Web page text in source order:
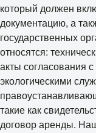
который должен
документацию, а
государственных
относятся:
акты согласования
экологическими
такие как
договор аренды.